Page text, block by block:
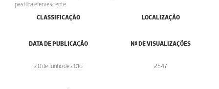
pastilha efervescente.
CLASSIFICAÇÃO
LOCALIZAÇÃO
DATA DE PUBLICAÇÃO
20 de Junho de 2016
Nº DE VISUALIZAÇÕES
2547